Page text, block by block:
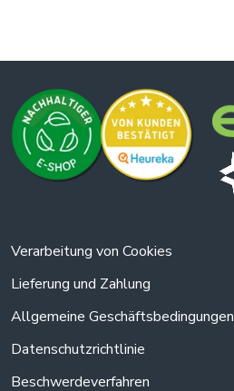
Verarbeitung von Cookies
Lieferung und Zahlung
Allgemeine Geschäftsbedingungen
Datenschutzrichtlinie
Beschwerdeverfahren